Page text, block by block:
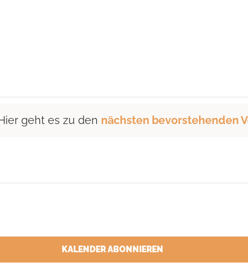
geht es zu den nächsten bevorstehenden
KALENDER ABONNIEREN